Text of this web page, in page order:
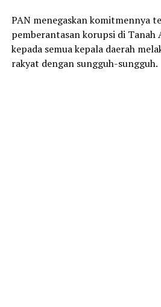
PAN menegaskan komitmennya
pemberantasan korupsi di Tanah
kepada semua kepala daerah
rakyat dengan sungguh-sungguh.